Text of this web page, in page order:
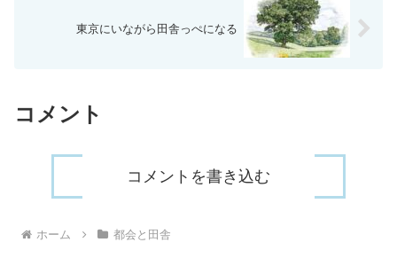
東京にいながら田舎っぺになる
コメント
コメントを書き込む
ホーム 都会と田舎